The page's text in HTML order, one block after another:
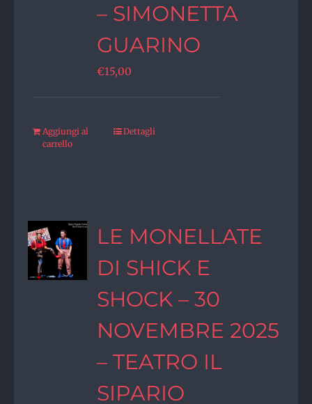
– SIMONETTA
GUARINO
€15,00
Aggiungi al
carrello
Dettagli
LE MONELLATE
DI SHICK E
SHOCK – 30
NOVEMBRE 2025
– TEATRO IL
SIPARIO